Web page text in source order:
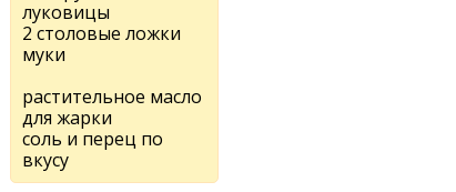
луковицы
2 столовые ложки
муки
растительное масло
для жарки
соль и перец по
вкусу